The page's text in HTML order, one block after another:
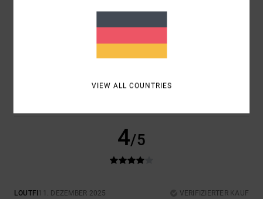
4/5
LOUTFI 11. DEZEMBER 2025
VERIFIZIERTER KAUF
VIEW ALL COUNTRIES